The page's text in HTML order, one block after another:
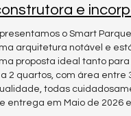
e
o Smart
arquitetura notável e
proposta ideal tanto
a 2 quartos, com área entre
todas
entrega em Maio de 2026